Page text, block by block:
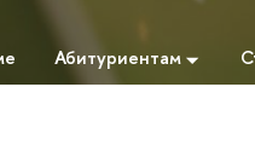
Абитуриентам